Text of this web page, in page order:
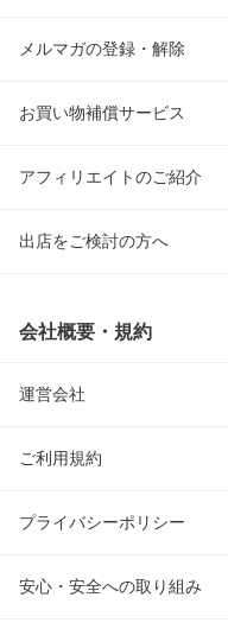
メルマガの登録・解除
お買い物補償サービス
アフィリエイトのご紹介
出店をご検討の方へ
会社概要・規約
運営会社
ご利用規約
プライバシーポリシー
安心・安全への取り組み